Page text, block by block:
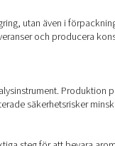
på